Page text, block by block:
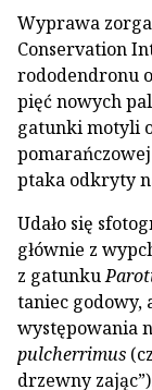
Wyprawa
Conservation
rododendronu
pięć nowych
gatunki motyli
ptaka odkryty
Udało się
głównie z
z gatunku
taniec godowy,
występowania
pulcherrimus
drzewny